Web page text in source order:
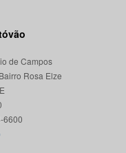
de Campos
Rosa Elze